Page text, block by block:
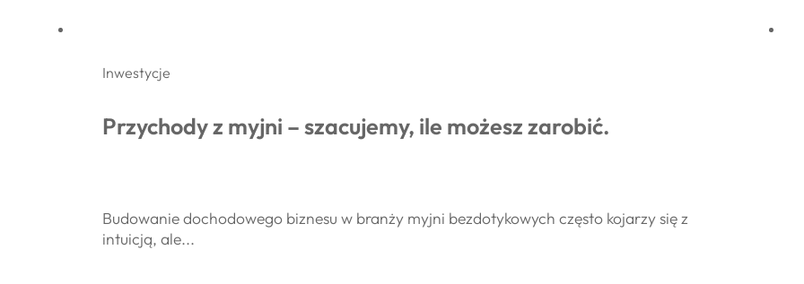
Inwestycje
Przychody z myjni – szacujemy, ile możesz zarobić.
Budowanie dochodowego biznesu w branży myjni bezdotykowych często kojarzy się z
intuicją, ale...